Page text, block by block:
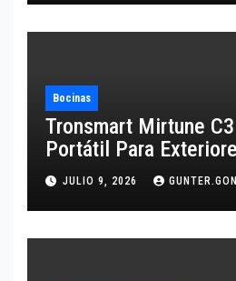
Bocinas
Tronsmart Mirtune
Portátil Para
JULIO 9, 2026